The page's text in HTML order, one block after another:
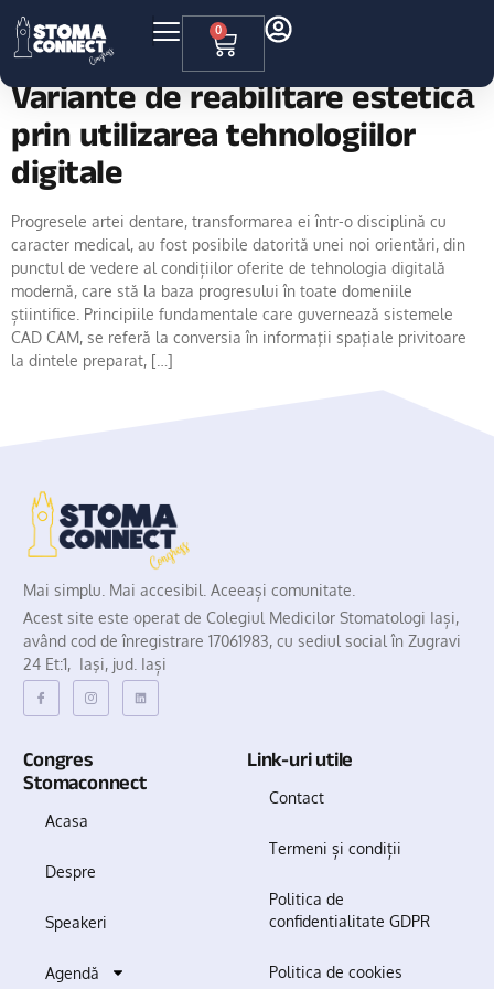
0
Specializare: Stomatologie
Variante de reabilitare estetică
prin utilizarea tehnologiilor
digitale
Progresele artei dentare, transformarea ei într-o disciplină cu
caracter medical, au fost posibile datorită unei noi orientări, din
punctul de vedere al condițiilor oferite de tehnologia digitală
modernă, care stă la baza progresului în toate domeniile
știintifice. Principiile fundamentale care guvernează sistemele
CAD CAM, se referă la conversia în informaţii spaţiale privitoare
la dintele preparat, […]
Mai simplu. Mai accesibil. Aceeași comunitate.
Acest site este operat de Colegiul Medicilor Stomatologi Iași,
având cod de înregistrare 17061983, cu sediul social în Zugravi
24 Et:1, Iaşi, jud. Iași
Congres
Stomaconnect
Acasa
Despre
Speakeri
Agendă
Link-uri utile
Contact
Termeni și condiții
Politica de
confidentialitate GDPR
Politica de cookies